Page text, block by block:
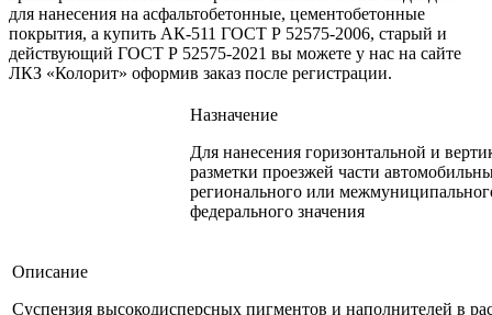
для нанесения на асфальтобетонные, цементобетонные
покрытия, а купить АК-511 ГОСТ Р 52575-2006, старый и
действующий ГОСТ Р 52575-2021 вы можете у нас на сайте
ЛКЗ «Колорит» оформив заказ после регистрации.
Назначение
Для нанесения горизонтальной и
разметки проезжей части
регионального или
федерального значения
Описание
Суспензия высокодисперсных пигментов и наполнителей в